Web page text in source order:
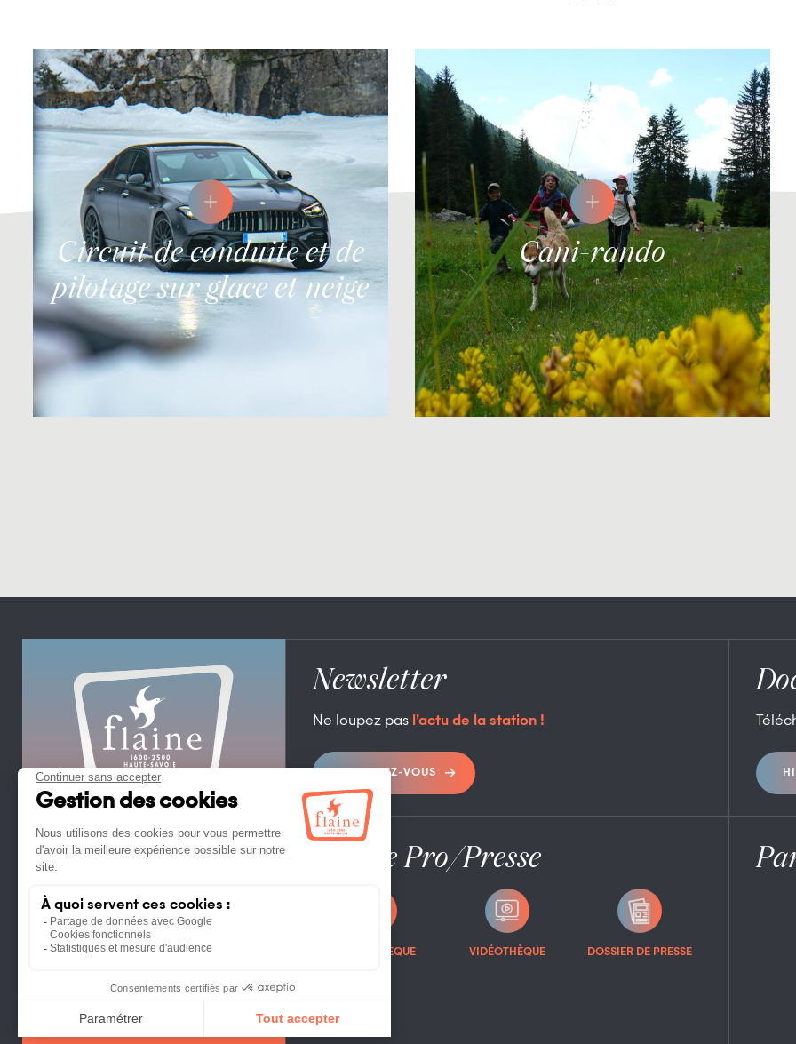
Circuit de conduite et de
pilotage sur glace et neige
Cani-rando
OFFICE DE TOURISME DE FLAINE
TÉL. +33 (0)4 50 90 80 01
Newsletter
Ne loupez pas l’actu de la station !
ABONNEZ-VOUS
Espace Pro/Presse
PHOTOTHÈQUE VIDÉOTHÈQUE DOSSIER DE PRESSE